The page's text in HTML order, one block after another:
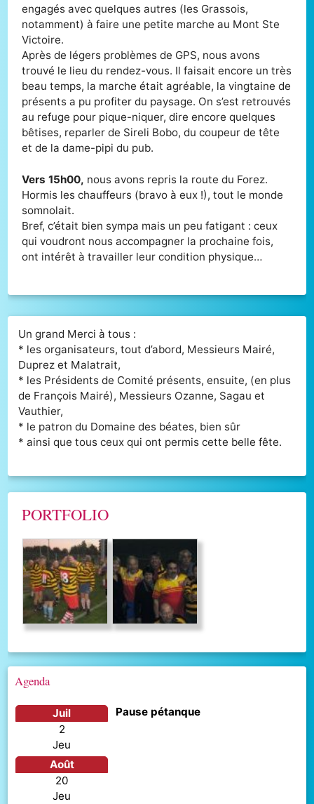
engagés avec quelques autres (les Grassois,
notamment) à faire une petite marche au Mont Ste
Victoire.
Après de légers problèmes de GPS, nous avons
trouvé le lieu du rendez-vous. Il faisait encore un très
beau temps, la marche était agréable, la vingtaine de
présents a pu profiter du paysage. On s’est retrouvés
au refuge pour pique-niquer, dire encore quelques
bêtises, reparler de Sireli Bobo, du coupeur de tête
et de la dame-pipi du pub.
Vers 15h00, nous avons repris la route du Forez.
Hormis les chauffeurs (bravo à eux !), tout le monde
somnolait.
Bref, c’était bien sympa mais un peu fatigant : ceux
qui voudront nous accompagner la prochaine fois,
ont intérêt à travailler leur condition physique…
Un grand Merci à tous :
* les organisateurs, tout d’abord, Messieurs Mairé,
Duprez et Malatrait,
* les Présidents de Comité présents, ensuite, (en plus
de François Mairé), Messieurs Ozanne, Sagau et
Vauthier,
* le patron du Domaine des béates, bien sûr
* ainsi que tous ceux qui ont permis cette belle fête.
PORTFOLIO
Agenda
juil
2
jeu
août
20
jeu
Pause pétanque